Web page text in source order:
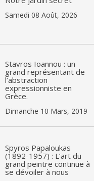
Samedi 08 Août, 2026
Stavros Ioannou : un
grand représentant de
l’abstraction
expressionniste en
Grèce.
Dimanche 10 Mars, 2019
Spyros Papaloukas
(1892-1957) : L’art du
grand peintre continue à
se dévoiler à nous